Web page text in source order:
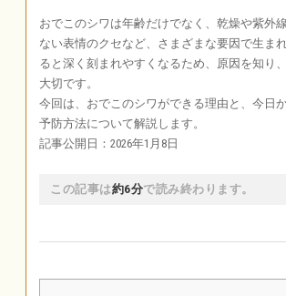
おでこのシワは年齢だけでなく、乾燥や紫外
ない表情のクセなど、さまざまな要因で生ま
ると深く刻まれやすくなるため、原因を知り
大切です。
今回は、おでこのシワができる理由と、今日
予防方法について解説します。
記事公開日：2026年1月8日
この記事は約6分で読み終わります。